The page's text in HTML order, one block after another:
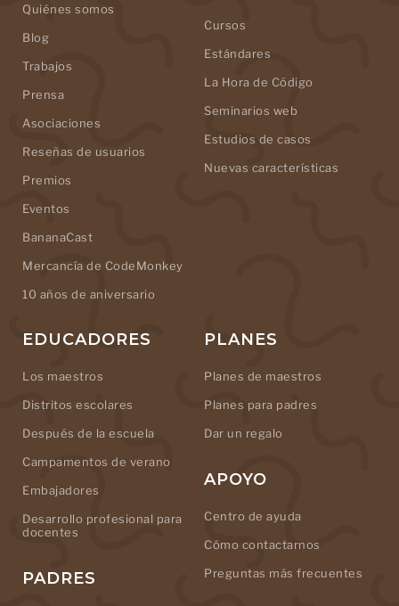
Quiénes somos
Blog
Trabajos
Prensa
Asociaciones
Reseñas de usuarios
Premios
Eventos
BananaCast
Mercancía de CodeMonkey
10 años de aniversario
Cursos
Estándares
La Hora de Código
Seminarios web
Estudios de casos
Nuevas características
EDUCADORES
Los maestros
Distritos escolares
Después de la escuela
Campamentos de verano
Embajadores
Desarrollo profesional para
docentes
PADRES
PLANES
Planes de maestros
Planes para padres
Dar un regalo
APOYO
Centro de ayuda
Cómo contactarnos
Preguntas más frecuentes